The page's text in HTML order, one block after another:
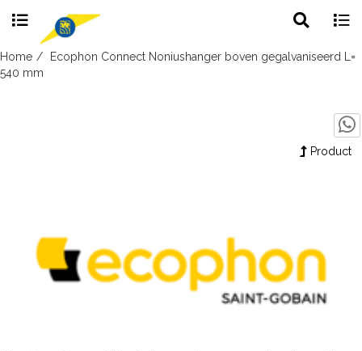
Skip
to
search
Home
Ecophon Connect Noniushanger boven gegalvaniseerd L=
540 mm
Product